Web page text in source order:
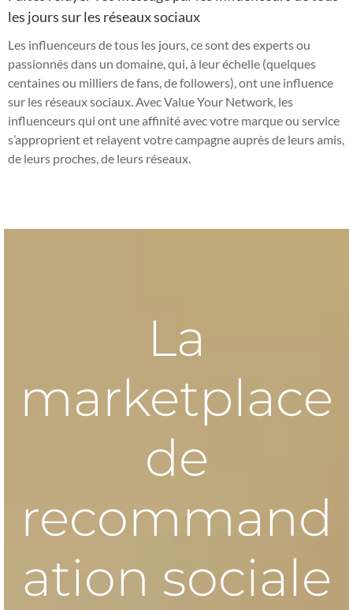
les jours sur les réseaux sociaux
Les influenceurs de tous les jours, ce sont des experts ou
passionnés dans un domaine, qui, à leur échelle (quelques
centaines ou milliers de fans, de followers), ont une influence
sur les réseaux sociaux. Avec Value Your Network, les
influenceurs qui ont une affinité avec votre marque ou service
s’approprient et relayent votre campagne auprès de leurs amis,
de leurs proches, de leurs réseaux.
La
marketplace
de
recommand
ation sociale